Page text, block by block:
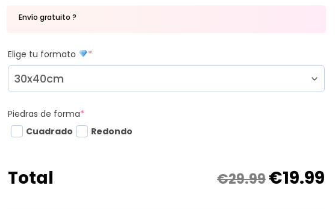
Envío gratuito ?
Elige tu formato *
Piedras de forma*
Cuadrado
Redondo
Total €29.99€19.99